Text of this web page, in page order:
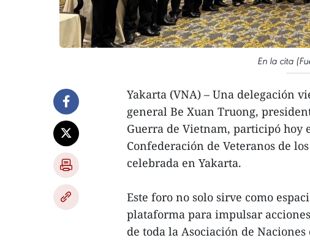
En la cita
Yakarta (VNA) – Una delegación
general Be Xuan Truong,
Guerra de Vietnam, participó hoy
Confederación de Veteranos de
celebrada en Yakarta.
Este foro no solo sirve como
plataforma para impulsar
de toda la Asociación de Naciones